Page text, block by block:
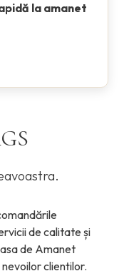
la amanet
de calitate și
de Amanet
clienților.